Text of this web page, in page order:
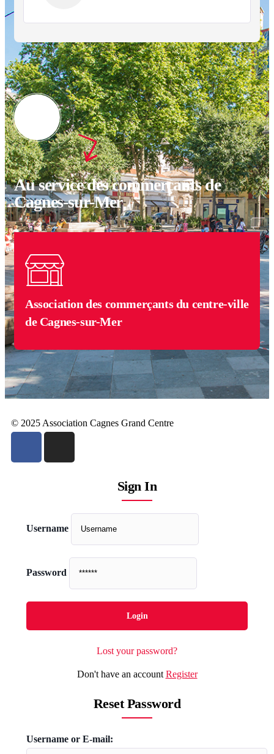
Au service des commerçants de
Cagnes-sur-Mer
Association des commerçants du centre-ville
de Cagnes-sur-Mer
© 2025 Association Cagnes Grand Centre
Sign In
Username
Password
Lost your password?
Don't have an account Register
Reset Password
Username or E-mail: